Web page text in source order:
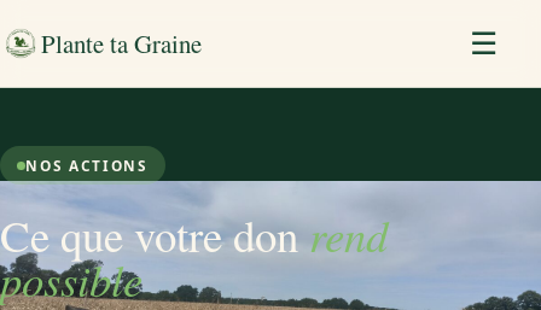
Plante ta Graine ☰
NOS ACTIONS
Ce que votre don rend
possible